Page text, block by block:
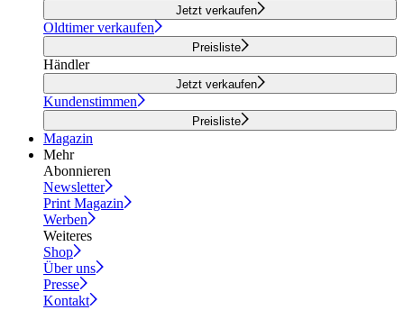
Jetzt verkaufen
Oldtimer verkaufen
Preisliste
Händler
Jetzt verkaufen
Kundenstimmen
Preisliste
Magazin
Mehr
Abonnieren
Newsletter
Print Magazin
Werben
Weiteres
Shop
Über uns
Presse
Kontakt